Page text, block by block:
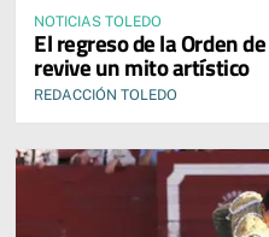
NOTICIAS TOLEDO
El regreso de la Orden
revive un mito artístico
REDACCIÓN TOLEDO